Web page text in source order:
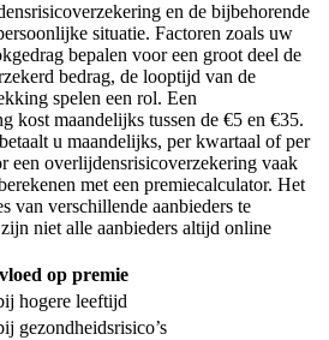
en de bijbehorende
situatie. Factoren zoals uw
bepalen voor een groot deel de
bedrag, de looptijd van de
spelen een rol. Een
kost maandelijks tussen de €5 en €35.
u maandelijks, per kwartaal of per
een overlijdensrisicoverzekering vaak
met een premiecalculator. Het
van verschillende aanbieders te
niet alle aanbieders altijd online
op premie
hogere leeftijd
gezondheidsrisico’s